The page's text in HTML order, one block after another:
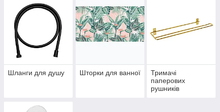
Шланги для душу Шторки для ванної
Тримачі
паперових
рушників